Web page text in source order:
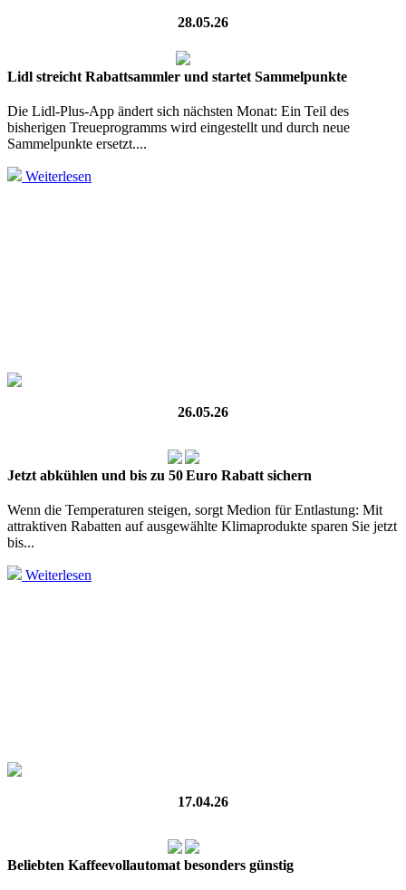
28.05.26
Lidl streicht Rabattsammler und startet Sammelpunkte
Die Lidl-Plus-App ändert sich nächsten Monat: Ein Teil des
bisherigen Treueprogramms wird eingestellt und durch neue
Sammelpunkte ersetzt....
Weiterlesen
26.05.26
Jetzt abkühlen und bis zu 50 Euro Rabatt sichern
Wenn die Temperaturen steigen, sorgt Medion für Entlastung: Mit
attraktiven Rabatten auf ausgewählte Klimaprodukte sparen Sie jetzt
bis...
Weiterlesen
17.04.26
Beliebten Kaffeevollautomat besonders günstig